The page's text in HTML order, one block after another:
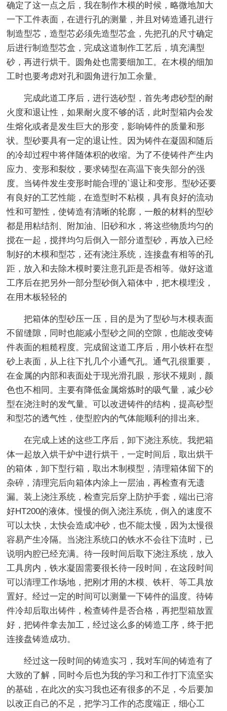
确定了这一点之后，我在制作木模的时候，略微地加大
一下工件表面，在进行孔的测量，并且对铸造通孔进行
制造型芯，造型芯必须先造型芯盒，先把孔的尺寸确定
后进行制造型芯盒，完成这道制作工艺后，填充满型
砂，再进行烘干。圆角处也需要细加工。在木模的细加
工时也要考虑对孔和圆角进行加工余量。
完成此道工序后，进行选砂型，首先考虑砂型的耐
火度和退让性，如果耐火度不够的话，此时型箱内会发
生熔化或者是发生巨大的形变，影响铸件的质量和形
状。型砂要具有一定的退让性。因为铸件在凝固和随后
的冷却过程中将伴随体积的收缩。为了不使铸件产生内
应力、变形和裂纹，要求铸型在高温下丧失部分的强
度。当铸件发生变形时能合理的`退让和变形。型砂还要
有良好的工艺性能，在造型时不粘模，具有良好的流动
性和可塑性，使铸造有清晰的轮廓，一般的材料的型砂
都是用粘结剂、附加油、旧砂和水，将这些物质均匀的
搅在一起，搅拌均匀后倒入一部分道型砂，再放入已经
制好的木模和型芯，还有浇注系统，连接盘有相等的孔
距，放入和去除木模时要注意孔距是否相等。做好这道
工序后在把另外一部分型砂倒入箱体中，把木模埋没，
在用木板轻轻的
把箱体的型砂压一压，目的是为了型砂与木模表面
不留缝隙，同时也能减小型砂之间的空隙，也能改变铸
件表面的粗糙程度。完成留这道工序后，用小铁杆在型
砂上表面，从上往下扎几个小通气孔。通气孔很重要，
在金属的内部和表面处于现光滑孔眼，形状不规则，颜
色也不相同。主要有降低金属熔炼时的吸气量，减少砂
型在浇注时的发气量。可以改进铸件的结构，提高砂型
和型芯的透气性，使型腔内的气体能顺利的排出来。
在完成上述的这些工序后，卸下浇注系统。我把箱
体一起放入烘干炉中进行烘干，一定时间后，取出烘干
的箱体，卸下型行箱，取出木制模型，清理箱体留下的
杂碎，清理完后向箱体内涂上一层油，再检查有无遗
漏。装上浇注系统，检查完后穿上防护手套，端出已溶
好HT200的液体。慢慢的倒入浇注系统，倒入的速度不
可以太快，太快会造成冲砂，也不能太慢，因为太慢很
容易产生冷隔。当浇注系统口的铁水不会往下流时，已
说明内腔已经充满。待一段时间后取下浇注系统，放入
工具房内，铁水凝固需要很长待一段时间，在这段时间
可以清理工作场地，把刚才用的木模、铁杆、等工具放
置好。经过一定的时间可以测量一下铸件的温度。待铸
件冷却后取出铸件，检查铸件是否合格，再把型箱放置
好，把铸件拿去加工，经过这么多的铸造工序，终于把
连接盘铸造成功。
经过这一段时间的铸造实习，我对车间的铸造有了
大致的了解，同时今后也为我的学习和工作打下流坚实
的基础，在此次的实习我也还有很多的不足，今后要加
以改正自己的不足，把学习工作的态度端正，细心工